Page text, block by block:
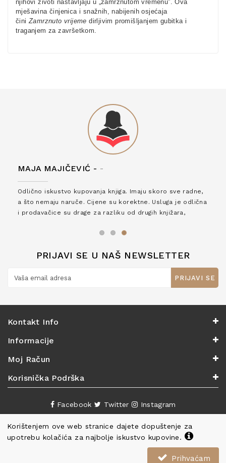
njihovi životi nastavljaju u „zamrznutom vremenu”. Ova
mješavina činjenica i snažnih, nabijenih osjećaja
činiZamrznuto vrijeme dirljivim promišljanjem gubitka i
traganjem za završetkom.
Korištenjem ove web stranice dajete dopuštenje za
upotrebu kolačića za najbolje iskustvo kupovine.
Prihvaćam
MAJA MAJIČEVIĆ - -
Odlično iskustvo kupovanja knjiga. Imaju skoro sve radne,
a što nemaju naruče. Cijene su korektne. Usluga je odlična
i prodavačice su drage za razliku od drugih knjižara,
PRIJAVI SE U NAŠ NEWSLETTER
PRIJAVI SE
Kontakt Info
Informacije
Moj Račun
Korisnička Podrška
Facebook Twitter Instagram